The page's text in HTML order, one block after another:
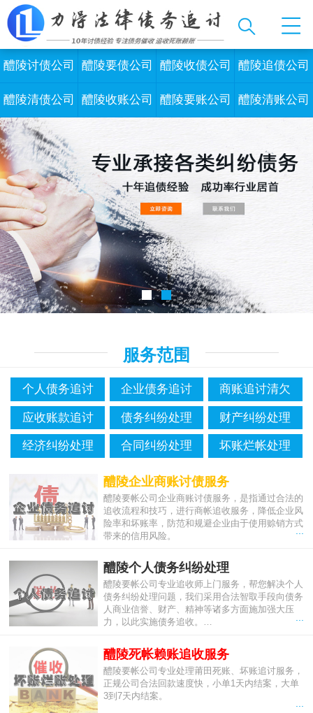
醴陵讨债公司 醴陵要债公司 醴陵收债公司 醴陵追债公司
醴陵清债公司 醴陵收账公司 醴陵要账公司 醴陵清账公司
服务范围
个人债务追讨 企业债务追讨 商账追讨清欠
应收账款追讨 债务纠纷处理 财产纠纷处理
经济纠纷处理 合同纠纷处理 坏账烂帐处理
醴陵企业商账讨债服务
醴陵要帐公司企业商账讨债服务，是指通过合法的
追收流程和技巧，进行商帐追收服务，降低企业风
险率和坏账率，防范和规避企业由于使用赊销方式
带来的信用风险。
...
醴陵个人债务纠纷处理
醴陵要帐公司专业追收师上门服务，帮您解决个人
债务纠纷处理问题，我们采用合法智取手段向债务
人商业信誉、财产、精神等诸多方面施加强大压
力，以此实施债务追收。…
醴陵死帐赖账追收服务
醴陵要帐公司专业处理莆田死账、坏账追讨服务，
正规公司合法回款速度快，小单1天内结案，大单
3到7天内结案。
...